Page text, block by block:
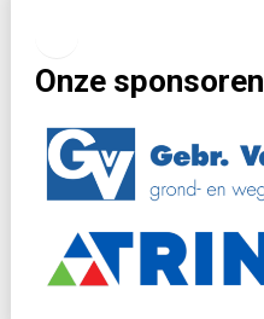
Onze sponsoren